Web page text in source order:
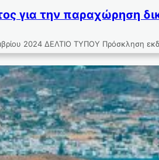
για την παραχώρηση
ΔΕΛΤΙΟ ΤΥΠΟΥ Πρόσκληση